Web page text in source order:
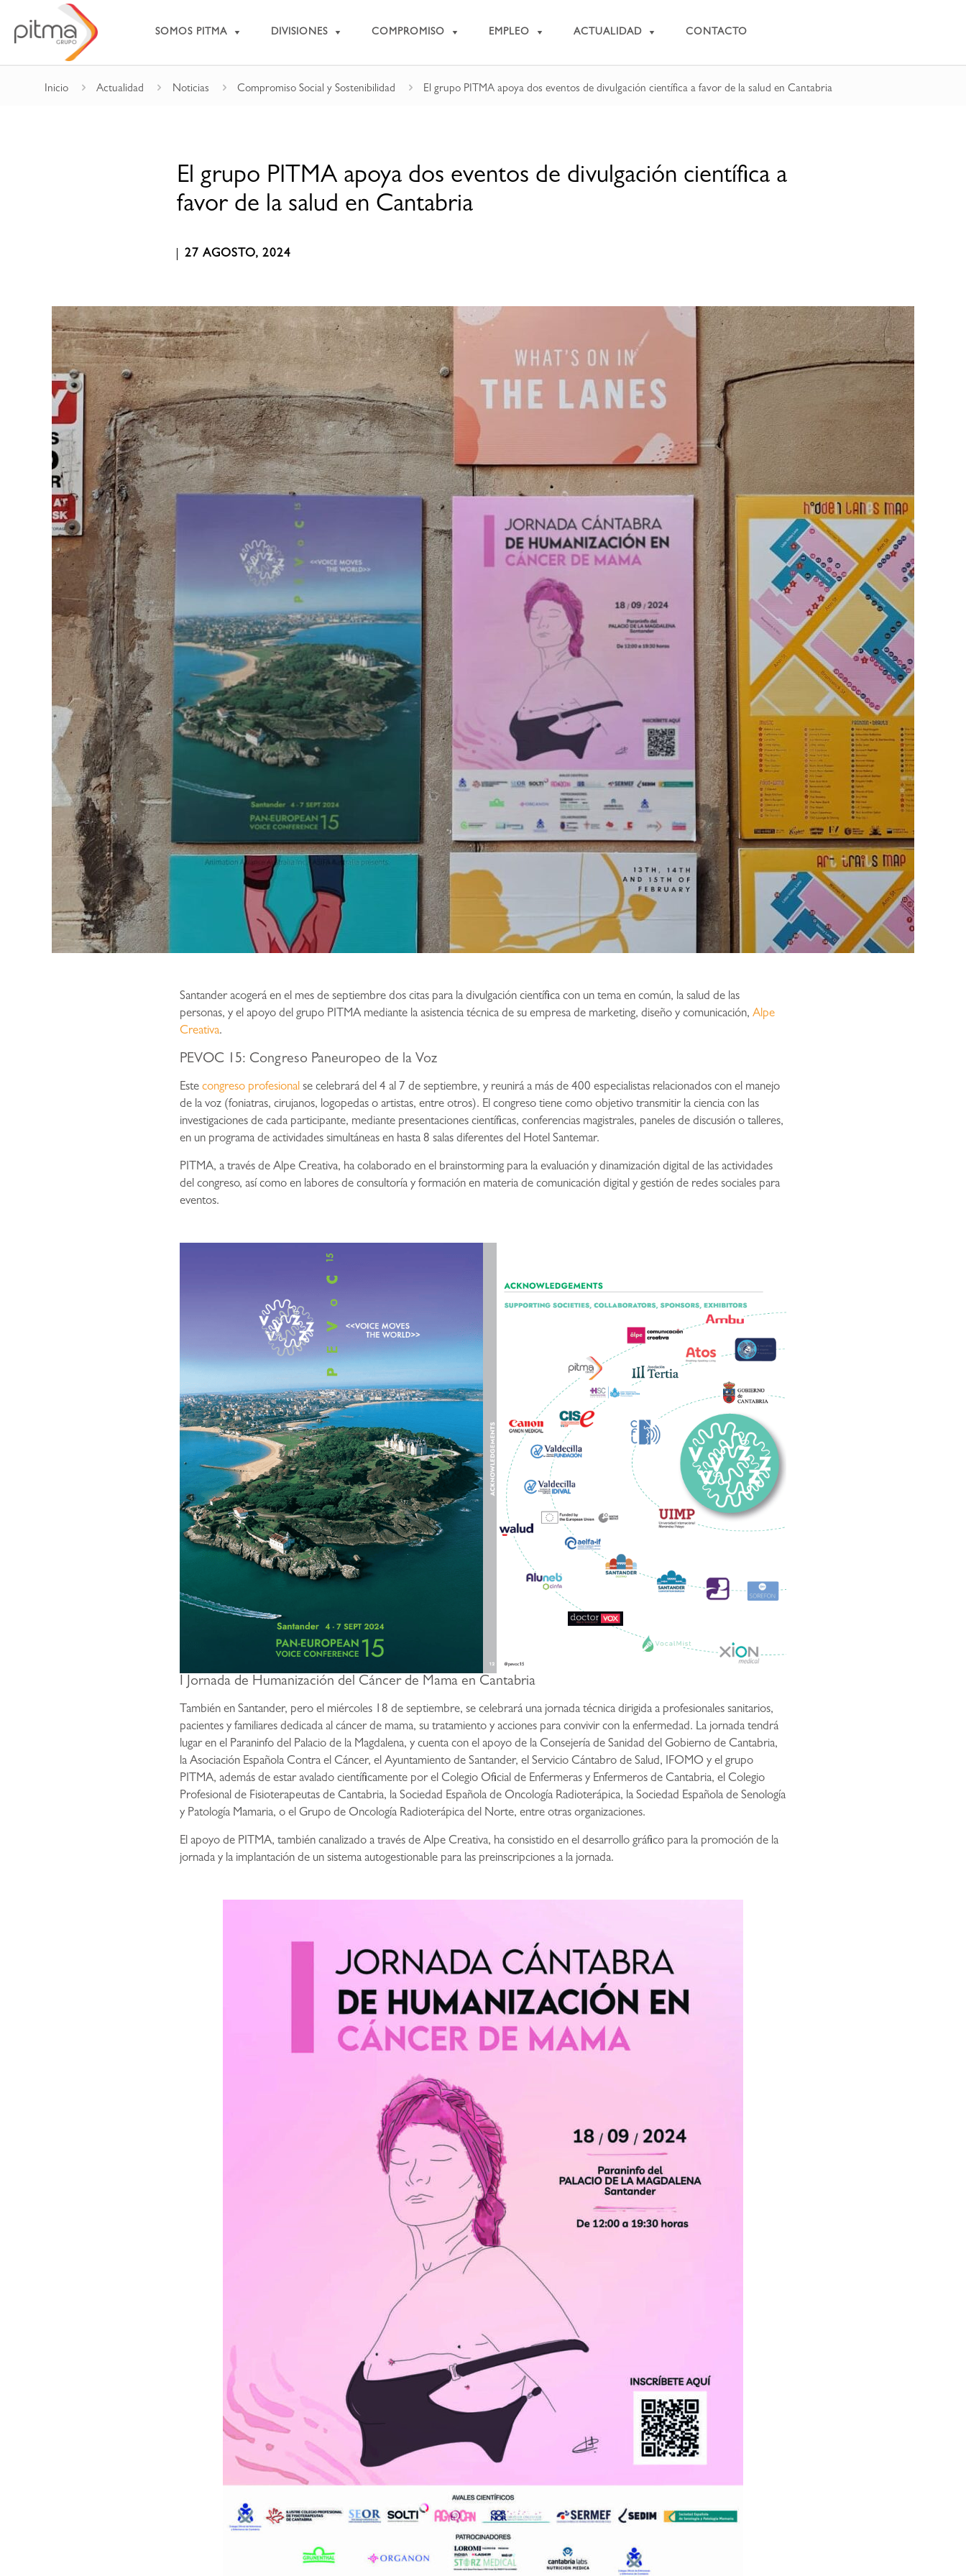
SOMOS PITMA DIVISIONES COMPROMISO EMPLEO ACTUALIDAD CONTACTO
Inicio Actualidad Noticias Compromiso Social y Sostenibilidad El grupo PITMA apoya dos eventos de divulgación científica a favor de la salud en Cantabria
El grupo PITMA apoya dos eventos de divulgación científica a
favor de la salud en Cantabria
27 AGOSTO, 2024
Santander acogerá en el mes de septiembre dos citas para la divulgación científica con un tema en común, la salud de las
personas, y el apoyo del grupo PITMA mediante la asistencia técnica de su empresa de marketing, diseño y comunicación,Alpe
Creativa.
PEVOC 15: Congreso Paneuropeo de la Voz
Estecongreso profesional se celebrará del 4 al 7 de septiembre, y reunirá a más de 400 especialistas relacionados con el manejo
de la voz (foniatras, cirujanos, logopedas o artistas, entre otros). El congreso tiene como objetivo transmitir la ciencia con las
investigaciones de cada participante, mediante presentaciones científicas, conferencias magistrales, paneles de discusión o talleres,
en un programa de actividades simultáneas en hasta 8 salas diferentes del Hotel Santemar.
PITMA, a través de Alpe Creativa, ha colaborado en el brainstorming para la evaluación y dinamización digital de las actividades
del congreso, así como en labores de consultoría y formación en materia de comunicación digital y gestión de redes sociales para
eventos.
I Jornada de Humanización del Cáncer de Mama en Cantabria
También en Santander, pero el miércoles 18 de septiembre, se celebrará una jornada técnica dirigida a profesionales sanitarios,
pacientes y familiares dedicada al cáncer de mama, su tratamiento y acciones para convivir con la enfermedad. La jornada tendrá
lugar en el Paraninfo del Palacio de la Magdalena, y cuenta con el apoyo de la Consejería de Sanidad del Gobierno de Cantabria,
la Asociación Española Contra el Cáncer, el Ayuntamiento de Santander, el Servicio Cántabro de Salud, IFOMO y el grupo
PITMA, además de estar avalado científicamente por el Colegio Oficial de Enfermeras y Enfermeros de Cantabria, el Colegio
Profesional de Fisioterapeutas de Cantabria, la Sociedad Española de Oncología Radioterápica, la Sociedad Española de Senología
y Patología Mamaria, o el Grupo de Oncología Radioterápica del Norte, entre otras organizaciones.
El apoyo de PITMA, también canalizado a través de Alpe Creativa, ha consistido en el desarrollo gráfico para la promoción de la
jornada y la implantación de un sistema autogestionable para las preinscripciones a la jornada.